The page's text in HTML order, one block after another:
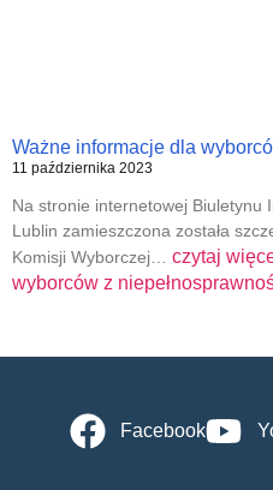
Ważne informacje dla
11 października 2023
Na stronie internetowej Biuletynu
Lublin zamieszczona została
Komisji Wyborczej… czytaj
wyborców z
Facebook